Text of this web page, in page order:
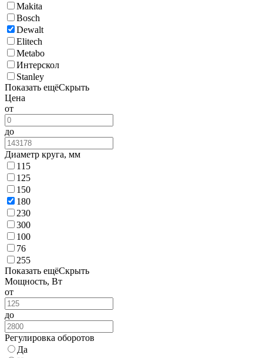
Makita
Bosch
Dewalt
Elitech
Metabo
Интерскол
Stanley
Показать ещёСкрыть
Цена
от
до
Диаметр круга, мм
115
125
150
180
230
300
100
76
255
Показать ещёСкрыть
Мощность, Вт
от
до
Регулировка оборотов
Да